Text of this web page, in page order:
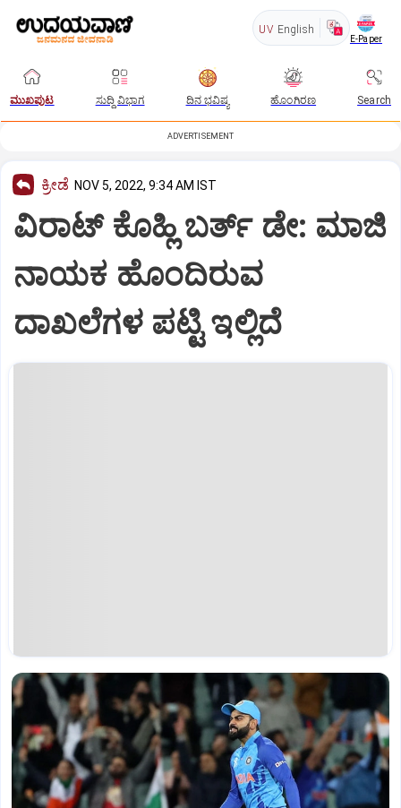
UV English
E-Paper
ಮುಖಪುಟ ಸುದ್ದಿ ವಿಭಾಗ ದಿನ ಭವಿಷ್ಯ ಹೊಂಗಿರಣ Search
ADVERTISEMENT
ಕ್ರೀಡೆ NOV 5, 2022, 9:34 AM IST
ವಿರಾಟ್ ಕೊಹ್ಲಿ ಬರ್ತ್ ಡೇ: ಮಾಜಿ
ನಾಯಕ ಹೊಂದಿರುವ
ದಾಖಲೆಗಳ ಪಟ್ಟಿ ಇಲ್ಲಿದೆ